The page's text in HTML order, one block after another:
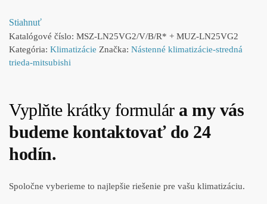
Stiahnuť
Katalógové číslo: MSZ-LN25VG2/V/B/R* + MUZ-LN25VG2
Kategória: Klimatizácie Značka: Nástenné klimatizácie-stredná
trieda-mitsubishi
Vyplňte krátky formulára my vás
budeme kontaktovať do 24
hodín.
Spoločne vyberieme to najlepšie riešenie pre vašu klimatizáciu.